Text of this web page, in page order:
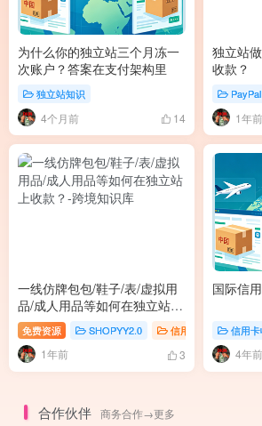
为什么你的独立站三个月冻一
次账户？答案在支付架构里
独立站知识
4个月前 14
独立站
收款？
PayPal
1年前
一线仿牌包包/鞋子/表/虚拟用
品/成人用品等如何在独立站上
收款？zell通道如何收款？
免费资源 SHOPYY2.0 信用卡收款 独
1年前 3
国际信
信用
4年前
合作伙伴 商务合作→更多